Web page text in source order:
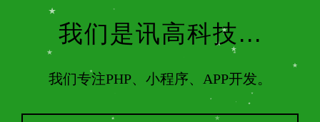
我们是讯高科技...
我们专注PHP、小程序、APP开发。